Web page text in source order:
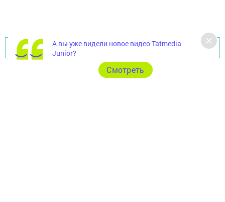
Перейти на страницу новости
А вы уже видели новое видео Tatmedia
Junior?
Cмотреть